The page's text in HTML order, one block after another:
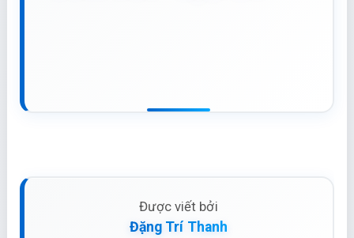
Được viết bởi
Đặng Trí Thanh